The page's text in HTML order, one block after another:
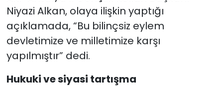
Niyazi Alkan, olaya ilişkin yaptığı
açıklamada, “Bu bilinçsiz eylem
devletimize ve milletimize karşı
yapılmıştır” dedi.
Hukuki ve siyasi tartışma